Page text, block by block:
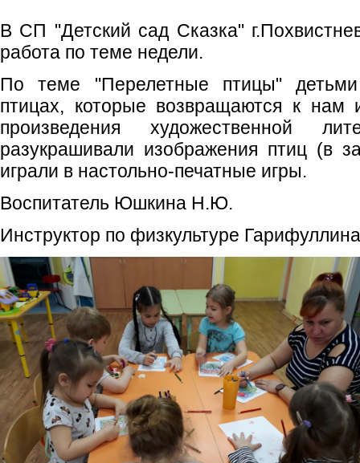
В СП "Детский сад Сказка"
работа по теме недели.
По теме "Перелетные птицы"
птицах, которые возвращаются к нам
произведения художественной
разукрашивали изображения птиц (в
играли в настольно-печатные игры.
Воспитатель Юшкина Н.Ю.
Инструктор по физкультуре